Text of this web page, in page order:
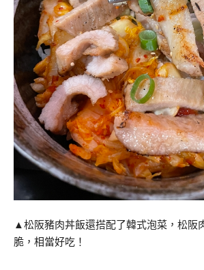
▲松阪豬肉丼飯還搭配了韓式泡菜，松阪
脆，相當好吃！